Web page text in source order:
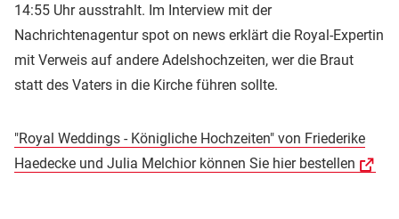
14:55 Uhr ausstrahlt. Im Interview mit der
Nachrichtenagentur spot on news erklärt die Royal-Expertin
mit Verweis auf andere Adelshochzeiten, wer die Braut
statt des Vaters in die Kirche führen sollte.
"Royal Weddings - Königliche Hochzeiten" von Friederike
Haedecke und Julia Melchior können Sie hier bestellen